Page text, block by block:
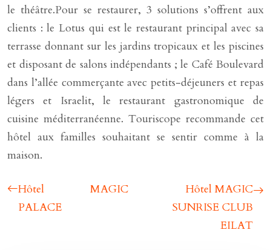
le théâtre.Pour se restaurer, 3 solutions s’offrent aux
clients : le Lotus qui est le restaurant principal avec sa
terrasse donnant sur les jardins tropicaux et les piscines
et disposant de salons indépendants ; le Café Boulevard
dans l’allée commerçante avec petits-déjeuners et repas
légers et Israelit, le restaurant gastronomique de
cuisine méditerranéenne. Touriscope recommande cet
hôtel aux familles souhaitant se sentir comme à la
maison.
Hôtel MAGIC
PALACE
Hôtel MAGIC
SUNRISE CLUB
EILAT